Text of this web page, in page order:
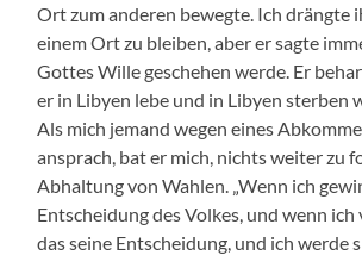
Ort zum anderen bewegte. Ich drängte
einem Ort zu bleiben, aber er sagte
Gottes Wille geschehen werde. Er
er in Libyen lebe und in Libyen sterben
Als mich jemand wegen eines
ansprach, bat er mich, nichts weiter zu
Abhaltung von Wahlen. „Wenn ich
Entscheidung des Volkes, und wenn ich
das seine Entscheidung, und ich werde